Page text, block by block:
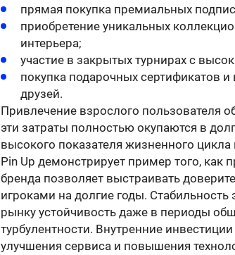
прямая покупка премиальных
приобретение уникальных
интерьера;
участие в закрытых турнирах с
покупка подарочных сертификатов
друзей.
Привлечение взрослого пользователя
эти затраты полностью окупаются в
высокого показателя жизненного
Pin Up демонстрирует пример того, как
бренда позволяет выстраивать
игроками на долгие годы. Стабильность
рынку устойчивость даже в периоды
турбулентности. Внутренние
улучшения сервиса и повышения